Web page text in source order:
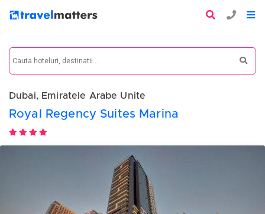
Dubai, Emiratele Arabe Unite
Royal Regency Suites Marina